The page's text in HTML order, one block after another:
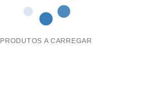
PRODUTOS A CARREGAR